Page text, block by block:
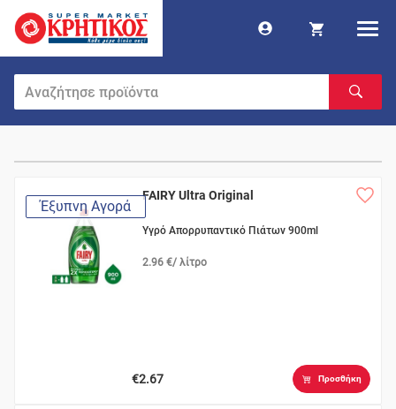
Έξυπνη Αγορά
FAIRY Ultra Original
Υγρό Απορρυπαντικό Πιάτων 900ml
2.96 €/ λίτρο
€2.67 Προσθήκη